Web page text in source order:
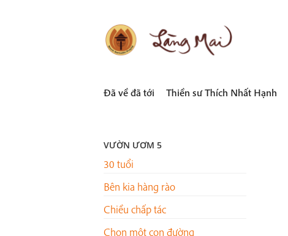
LÀNG MAI
Đã về đã tới Thiền sư Thích Nhất Hạnh
VƯỜN ƯƠM 5
30 tuổi
Bên kia hàng rào
Chiều chấp tác
Chọn một con đường